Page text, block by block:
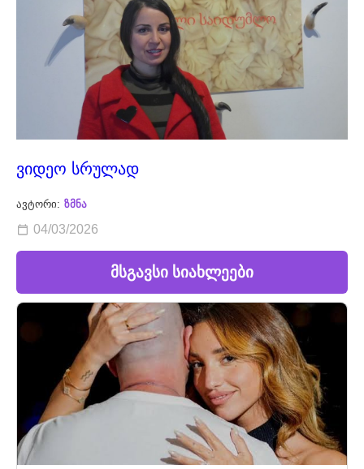
ვიდეო სრულად
ავტორი: ზმნა
04/03/2026
მსგავსი სიახლეები